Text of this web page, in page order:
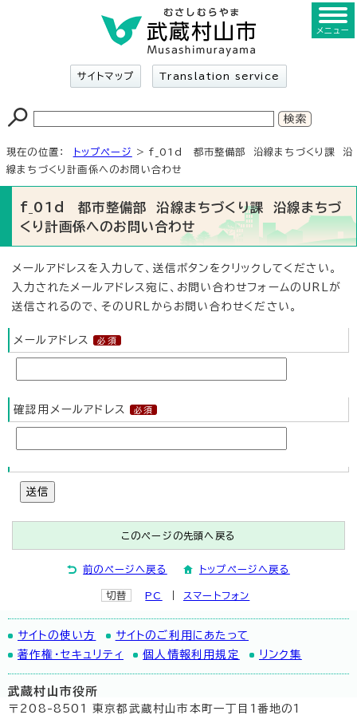
サイトマップ Translation service
メニュー
現在の位置： トップページ
> f_01d 都市整備部 沿線まちづくり課 沿
線まちづくり計画係へのお問い合わせ
f_01d 都市整備部 沿線まちづくり課 沿線まちづ
くり計画係へのお問い合わせ
メールアドレスを入力して、送信ボタンをクリックしてください。
入力されたメールアドレス宛に、お問い合わせフォームのURLが
送信されるので、そのURLからお問い合わせください。
メールアドレス
確認用メールアドレス
送信
このページの先頭へ戻る
前のページへ戻る トップページへ戻る
切替 PC スマートフォン
サイトの使い方
サイトのご利用にあたって
著作権・セキュリティ
個人情報利用規定 リンク集
武蔵村山市役所
〒208-8501 東京都武蔵村山市本町一丁目1番地の1